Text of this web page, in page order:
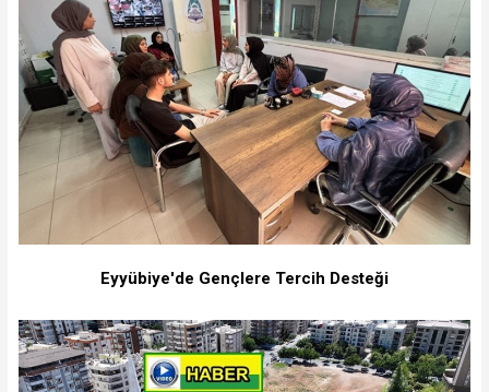
Eyyübiye'de Gençlere Tercih Desteği